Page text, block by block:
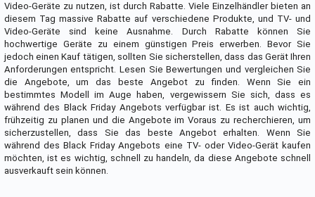
Video-Geräte zu nutzen, ist durch Rabatte. Viele Einzelhändler bieten an
diesem Tag massive Rabatte auf verschiedene Produkte, und TV- und
Video-Geräte sind keine Ausnahme. Durch Rabatte können Sie
hochwertige Geräte zu einem günstigen Preis erwerben. Bevor Sie
jedoch einen Kauf tätigen, sollten Sie sicherstellen, dass das Gerät Ihren
Anforderungen entspricht. Lesen Sie Bewertungen und vergleichen Sie
die Angebote, um das beste Angebot zu finden. Wenn Sie ein
bestimmtes Modell im Auge haben, vergewissern Sie sich, dass es
während des Black Friday Angebots verfügbar ist. Es ist auch wichtig,
frühzeitig zu planen und die Angebote im Voraus zu recherchieren, um
sicherzustellen, dass Sie das beste Angebot erhalten. Wenn Sie
während des Black Friday Angebots eine TV- oder Video-Gerät kaufen
möchten, ist es wichtig, schnell zu handeln, da diese Angebote schnell
ausverkauft sein können.